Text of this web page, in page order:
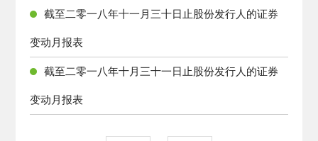
截至二零一八年十一月三十日止股份发行人的证券
变动月报表
截至二零一八年十月三十一日止股份发行人的证券
变动月报表